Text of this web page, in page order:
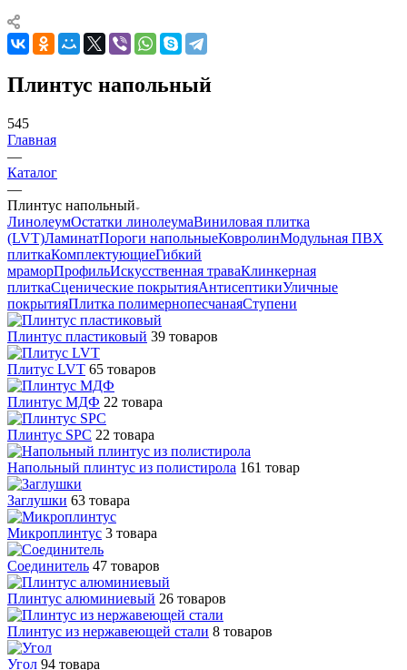
Плинтус напольный
545
Главная
—
Каталог
—
Плинтус напольный
ЛинолеумОстатки линолеумаВиниловая плитка
(LVT)ЛаминатПороги напольныеКовролинМодульная ПВХ
плиткаКомплектующиеГибкий
мраморПрофильИскусственная траваКлинкерная
плиткаСценические покрытияАнтисептикиУличные
покрытияПлитка полимернопесчанаяСтупени
Плинтус пластиковый 39 товаров
Плитус LVT 65 товаров
Плинтус МДФ 22 товара
Плинтус SPC 22 товара
Напольный плинтус из полистирола 161 товар
Заглушки 63 товара
Микроплинтус 3 товара
Соединитель 47 товаров
Плинтус алюминиевый 26 товаров
Плинтус из нержавеющей стали 8 товаров
Угол 94 товара